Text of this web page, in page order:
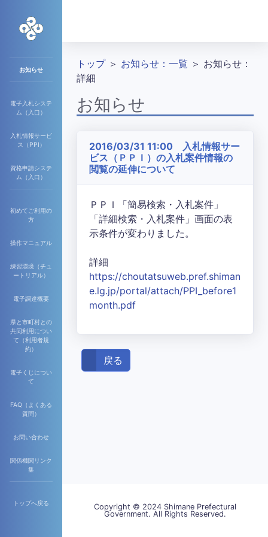
お知らせ
電子入札システ
ム（入口）
入札情報サービ
ス（PPI）
資格申請システ
ム（入口）
初めてご利用の
方
操作マニュアル
練習環境（チュ
ートリアル）
電子調達概要
県と市町村との
共同利用につい
て（利用者規
約）
電子くじについ
て
FAQ（よくある
質問）
お問い合わせ
関係機関リンク
集
トップへ戻る
トップ＞ お知らせ：一覧 ＞ お知らせ：
詳細
お知らせ
2016/03/31 11:00 入札情報サー
ビス（ＰＰＩ）の入札案件情報の
閲覧の延伸について
ＰＰＩ「簡易検索・入札案件」
「詳細検索・入札案件」画面の表
示条件が変わりました。
詳細
https://choutatsuweb.pref.shiman
e.lg.jp/portal/attach/PPI_before1
month.pdf
戻る
Copyright © 2024 Shimane Prefectural
Government. All Rights Reserved.